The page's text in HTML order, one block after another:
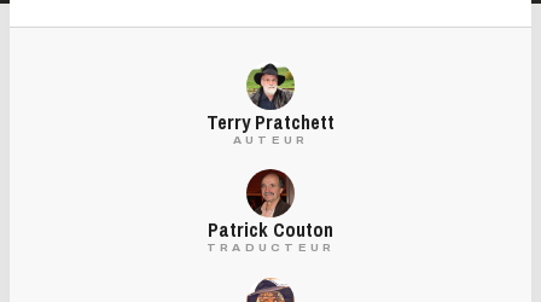
Terry Pratchett
AUTEUR
Patrick Couton
TRADUCTEUR